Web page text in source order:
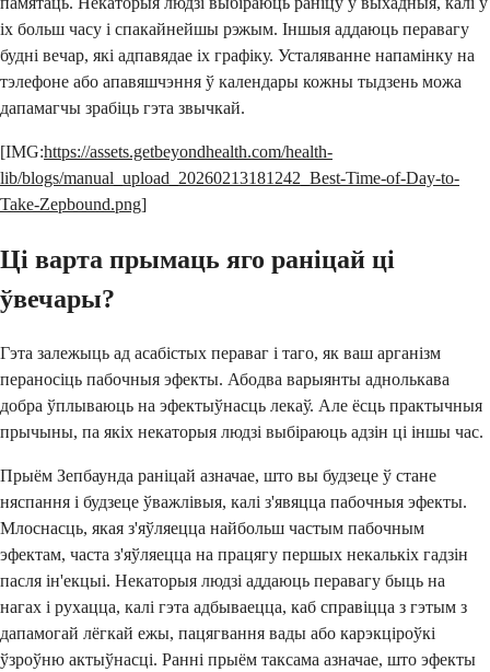
іх больш часу і спакайнейшы рэжым. Іншыя аддаюць перавагу
будні вечар, які адпавядае іх графіку. Усталяванне напамінку на
тэлефоне або апавяшчэння ў календары кожны тыдзень можа
дапамагчы зрабіць гэта звычкай.
[IMG:https://assets.getbeyondhealth.com/health-
lib/blogs/manual_upload_20260213181242_Best-Time-of-Day-to-
Take-Zepbound.png]
Ці варта прымаць яго раніцай ці
ўвечары?
Гэта залежыць ад асабістых пераваг і таго, як ваш арганізм
пераносіць пабочныя эфекты. Абодва варыянты аднолькава
добра ўплываюць на эфектыўнасць лекаў. Але ёсць практычныя
прычыны, па якіх некаторыя людзі выбіраюць адзін ці іншы час.
Прыём Зепбаунда раніцай азначае, што вы будзеце ў стане
няспання і будзеце ўважлівыя, калі з'явяцца пабочныя эфекты.
Млоснасць, якая з'яўляецца найбольш частым пабочным
эфектам, часта з'яўляецца на працягу першых некалькіх гадзін
пасля ін'екцыі. Некаторыя людзі аддаюць перавагу быць на
нагах і рухацца, калі гэта адбываецца, каб справіцца з гэтым з
дапамогай лёгкай ежы, пацягвання вады або карэкціроўкі
ўзроўню актыўнасці. Ранні прыём таксама азначае, што эфекты